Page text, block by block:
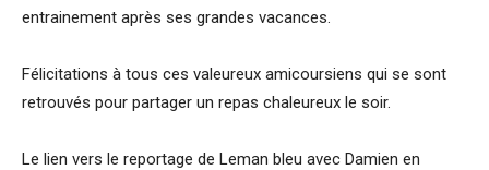
entrainement après ses grandes vacances.
Félicitations à tous ces valeureux amicoursiens qui se sont
retrouvés pour partager un repas chaleureux le soir.
Le lien vers le reportage de Leman bleu avec Damien en